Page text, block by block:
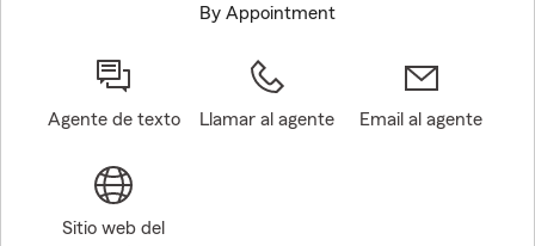
By Appointment
Agente de texto Llamar al agente Email al agente
Sitio web del